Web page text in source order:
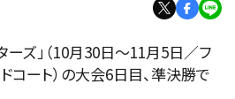
ターズ」（10月30日～11月5日／フ
コート）の大会6日目、準決勝で